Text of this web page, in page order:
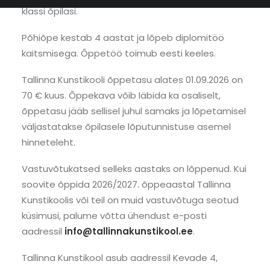
klassi õpilasi.
Põhiõpe kestab 4 aastat ja lõpeb diplomitöö
kaitsmisega. Õppetöö toimub eesti keeles.
Tallinna Kunstikooli õppetasu alates 01.09.2026 on
70 € kuus. Õppekava võib läbida ka osaliselt,
õppetasu jääb sellisel juhul samaks ja lõpetamisel
väljastatakse õpilasele lõputunnistuse asemel
hinneteleht.
Vastuvõtukatsed selleks aastaks on lõppenud. Kui
soovite õppida 2026/2027. õppeaastal Tallinna
Kunstikoolis või teil on muid vastuvõtuga seotud
küsimusi, palume võtta ühendust e-posti
aadressil info@tallinnakunstikool.ee.
Tallinna Kunstikool asub aadressil Kevade 4,